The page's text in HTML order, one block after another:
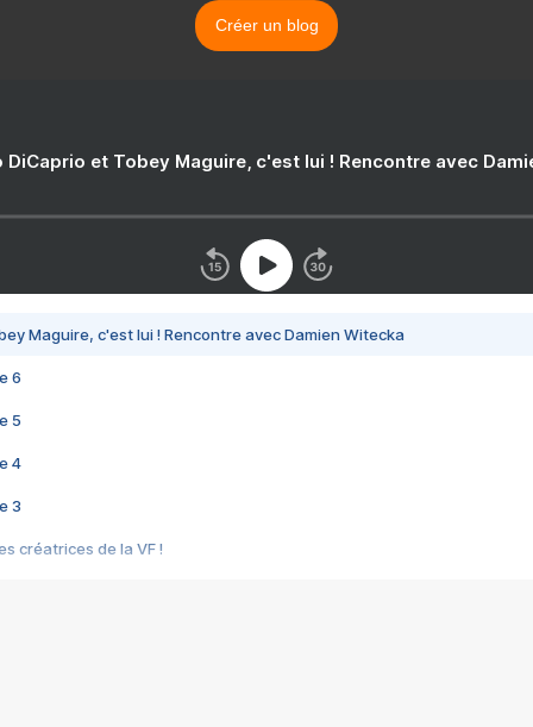
Créer un blog
DiCaprio et Tobey Maguire, c'est lui ! Rencontre avec
Maguire, c'est lui ! Rencontre avec Damien Witecka
6
5
4
3
créatrices de la VF !